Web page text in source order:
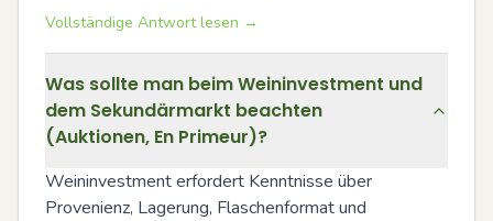
Vollständige Antwort lesen →
Was sollte man beim Weininvestment und
dem Sekundärmarkt beachten
(Auktionen, En Primeur)?
Weininvestment erfordert Kenntnisse über
Provenienz, Lagerung, Flaschenformat und